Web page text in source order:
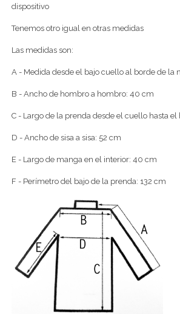
dispositivo
Tenemos otro igual en otras medidas
Las medidas son:
A - Medida desde el bajo cuello al borde de la
B - Ancho de hombro a hombro: 40 cm
C - Largo de la prenda desde el cuello hasta el
D - Ancho de sisa a sisa: 52 cm
E - Largo de manga en el interior: 40 cm
F - Perímetro del bajo de la prenda: 132 cm